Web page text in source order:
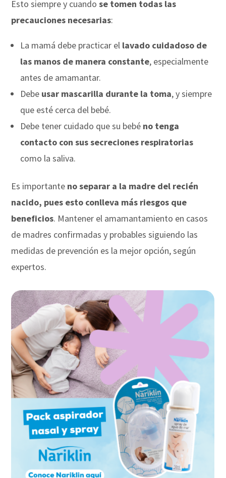
Esto siempre y cuandose tomen todas las
precauciones necesarias:
La mamá debe practicar el lavado cuidadoso de
las manos de manera constante, especialmente
antes de amamantar.
Debe usar mascarilla durante la toma, y siempre
que esté cerca del bebé.
Debe tener cuidado que su bebé no tenga
contacto con sus secreciones respiratorias
como la saliva.
Es importante no separar a la madre del recién
nacido, pues esto conlleva más riesgos que
beneficios. Mantener el amamantamiento en casos
de madres confirmadas y probables siguiendo las
medidas de prevención es la mejor opción, según
expertos.